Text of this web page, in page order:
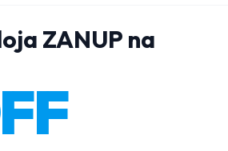
ZANUP na